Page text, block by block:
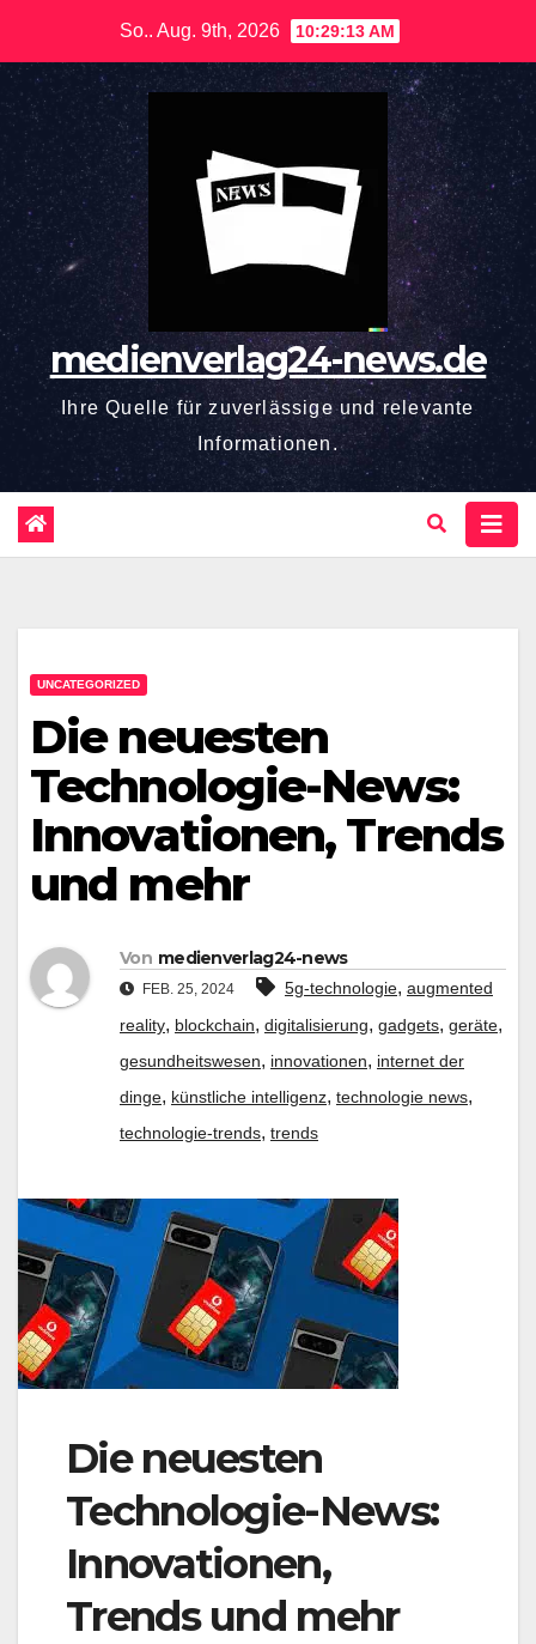
springen
So.. Aug. 9th, 2026 10:29:14 AM
medienverlag24-news.de
Ihre Quelle für zuverlässige und relevante
Informationen.
UNCATEGORIZED
Die neuesten
Technologie-News:
Innovationen, Trends
und mehr
Von medienverlag24-news
FEB. 25, 2024 5g-technologie, augmented
reality, blockchain, digitalisierung, gadgets, geräte,
gesundheitswesen, innovationen, internet der
dinge, künstliche intelligenz, technologie news,
technologie-trends, trends
Die neuesten
Technologie-News:
Innovationen,
Trends und mehr